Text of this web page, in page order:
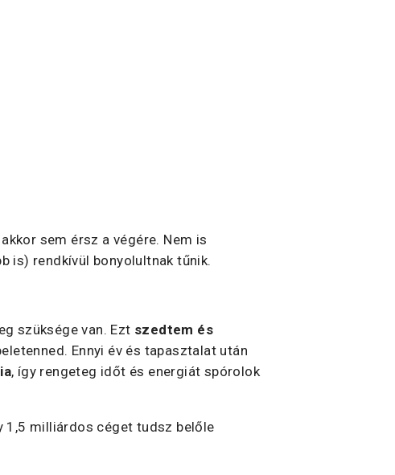
sem érsz a végére. Nem is
is) rendkívül bonyolultnak tűnik.
szüksége van. Ezt szedtem és
Ennyi év és tapasztalat után
, így rengeteg időt és energiát spórolok
1,5 milliárdos céget tudsz belőle